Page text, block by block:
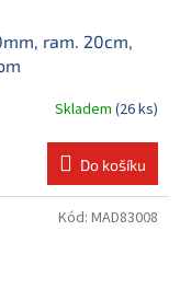
ram. 20cm,
Skladem (26 ks)
Do košíku
Kód: MAD83008